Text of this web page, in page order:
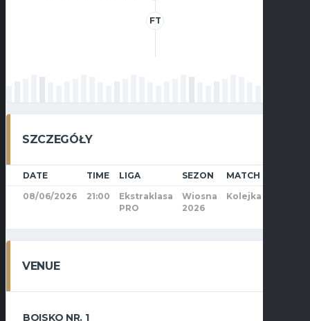
FT
SZCZEGÓŁY
DATE TIME LIGA SEZON MATCH DAY
08/06/2026
21:00
Ekstraklasa
PRO
Wiosna
2026
Kolejka 10
VENUE
BOISKO NR. 1